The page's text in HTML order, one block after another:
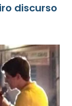
discurso